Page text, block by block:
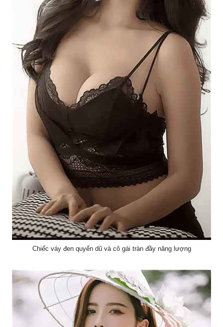
Chiếc váy đen quyến dũ và cô gái tràn đầy năng lượng